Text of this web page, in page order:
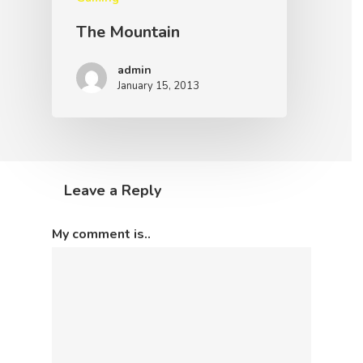
The Mountain
admin
January 15, 2013
Leave a Reply
My comment is..